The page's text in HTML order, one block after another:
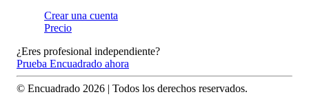
Crear una cuenta
Precio
¿Eres profesional independiente?
Prueba Encuadrado ahora
© Encuadrado 2026 | Todos los derechos reservados.